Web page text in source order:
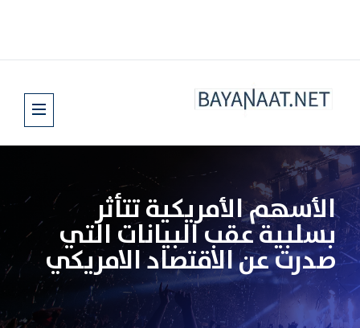
الأسهم الأمريكية تتأثر
بسلبية ‏عقب البيانات التي
صدرت عن الاقتصاد الامريكي